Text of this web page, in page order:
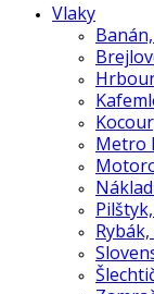
Vlaky
Metro